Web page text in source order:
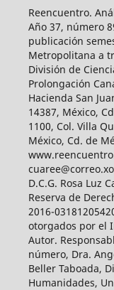
Reencuentro.
Año 37, número
publicación
Metropolitana a
División de
Prolongación
Hacienda San
14387, México,
1100, Col. Villa
México, Cd. de
D.C.G. Rosa Luz
Reserva de
2016-
otorgados por el
Autor.
número, Dra.
Beller Taboada,
Humanidades,